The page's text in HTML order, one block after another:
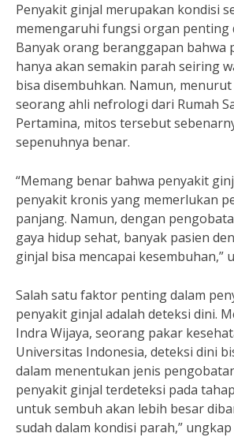
Penyakit ginjal merupakan kondisi
memengaruhi fungsi organ penting
Banyak orang beranggapan bahwa
hanya akan semakin parah seiring
bisa disembuhkan. Namun,
seorang ahli nefrologi dari Rumah
Pertamina, mitos tersebut
sepenuhnya benar.
“Memang benar bahwa penyakit
penyakit kronis yang memerlukan
panjang. Namun, dengan
gaya hidup sehat, banyak pasien
ginjal bisa mencapai kesembuhan,”
Salah satu faktor penting dalam
penyakit ginjal adalah deteksi dini.
Indra Wijaya, seorang pakar
Universitas Indonesia, deteksi dini
dalam menentukan jenis
penyakit ginjal terdeteksi pada
untuk sembuh akan lebih besar
sudah dalam kondisi parah,”